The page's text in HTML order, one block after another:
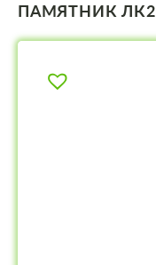
Пн. —
ПАМЯТНИК